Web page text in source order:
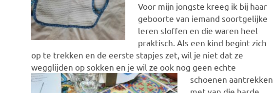
Voor mijn jongste kreeg ik bij haar
geboorte van iemand soortgelijke
leren sloffen en die waren heel
praktisch. Als een kind begint zich
op te trekken en de eerste stapjes zet, wil je niet dat ze
wegglijden op sokken en je wil ze ook nog geen echte
schoenen aantrekken